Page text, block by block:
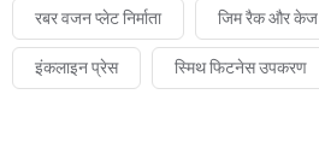
रबर वजन प्लेट निर्माता जिम रैक और केज
इंकलाइन प्रेस स्मिथ फिटनेस उपकरण